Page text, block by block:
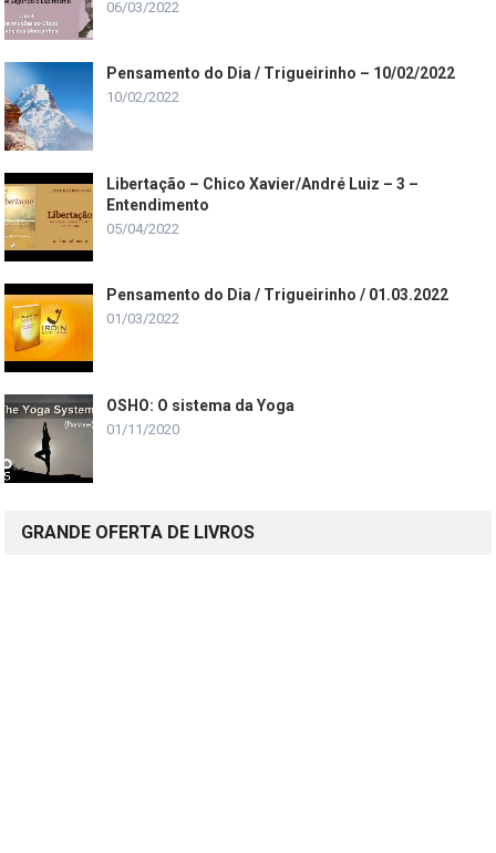
06/03/2022
Pensamento do Dia / Trigueirinho – 10/02/2022
10/02/2022
Libertação – Chico Xavier/André Luiz – 3 –
Entendimento
05/04/2022
Pensamento do Dia / Trigueirinho / 01.03.2022
01/03/2022
OSHO: O sistema da Yoga
01/11/2020
GRANDE OFERTA DE LIVROS